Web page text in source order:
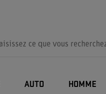
AUTO HOMME